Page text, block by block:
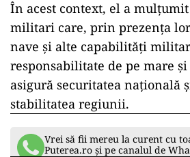
În acest context, el a
militari care, prin prezența
nave și alte capabilități
responsabilitate de pe mare
asigură securitatea națională
stabilitatea regiunii.
Vrei să fii mereu la curent cu
Puterea.ro și pe canalul de